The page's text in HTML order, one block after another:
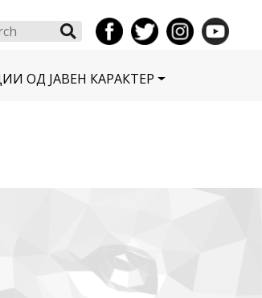
Search
ОД ЈАВЕН КАРАКТЕР